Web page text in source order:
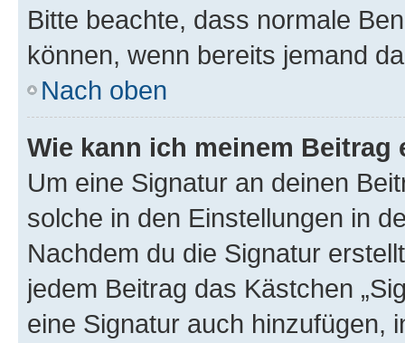
Bitte beachte, dass normale
können, wenn bereits jemand
Nach oben
Wie kann ich meinem
Um eine Signatur an deinen
solche in den Einstellungen in
Nachdem du die Signatur
jedem Beitrag das Kästchen
eine Signatur auch hinzufügen,